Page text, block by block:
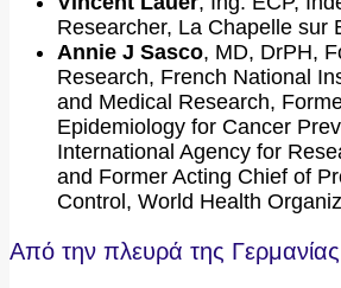
Researcher, La Chapelle sur
Annie J Sasco, MD, DrPH,
Research, French National
and Medical Research,
Epidemiology for Cancer
International Agency for
and Former Acting Chief of
Control, World Health
Από την πλευρά της